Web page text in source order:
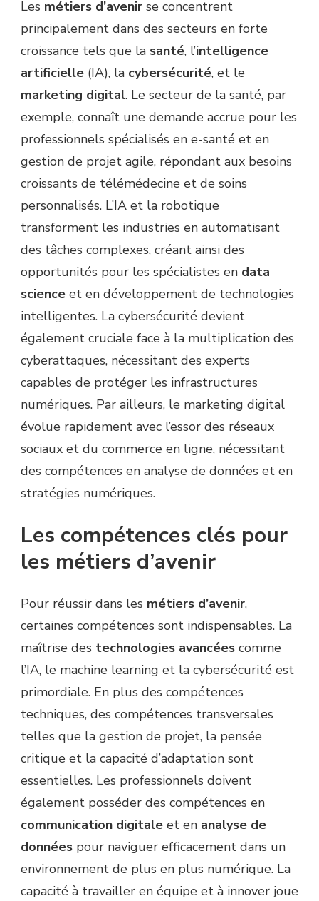
Les métiers d’avenir se concentrent
principalement dans des secteurs en forte
croissance tels que la santé, l’intelligence
artificielle (IA), la cybersécurité, et le
marketing digital. Le secteur de la santé, par
exemple, connaît une demande accrue pour les
professionnels spécialisés en e-santé et en
gestion de projet agile, répondant aux besoins
croissants de télémédecine et de soins
personnalisés. L’IA et la robotique
transforment les industries en automatisant
des tâches complexes, créant ainsi des
opportunités pour les spécialistes en data
science et en développement de technologies
intelligentes. La cybersécurité devient
également cruciale face à la multiplication des
cyberattaques, nécessitant des experts
capables de protéger les infrastructures
numériques. Par ailleurs, le marketing digital
évolue rapidement avec l’essor des réseaux
sociaux et du commerce en ligne, nécessitant
des compétences en analyse de données et en
stratégies numériques.
Les compétences clés pour
les métiers d’avenir
Pour réussir dans les métiers d’avenir,
certaines compétences sont indispensables. La
maîtrise des technologies avancées comme
l’IA, le machine learning et la cybersécurité est
primordiale. En plus des compétences
techniques, des compétences transversales
telles que la gestion de projet, la pensée
critique et la capacité d’adaptation sont
essentielles. Les professionnels doivent
également posséder des compétences en
communication digitale et en analyse de
données pour naviguer efficacement dans un
environnement de plus en plus numérique. La
capacité à travailler en équipe et à innover joue